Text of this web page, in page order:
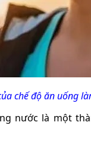
chế độ ăn uống
nước là một